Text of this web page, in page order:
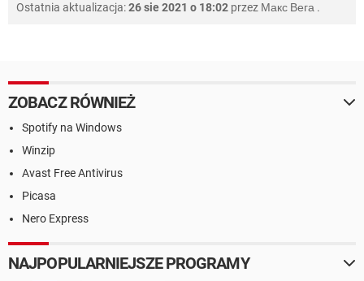
Ostatnia aktualizacja:26 sie 2021 o 18:02 przez Макс Вега .
ZOBACZ RÓWNIEŻ
Spotify na Windows
Winzip
Avast Free Antivirus
Picasa
Nero Express
NAJPOPULARNIEJSZE PROGRAMY